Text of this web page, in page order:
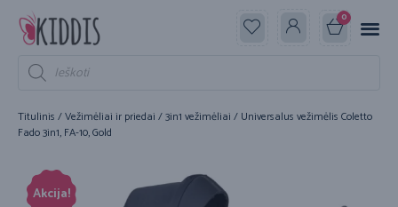
0
Titulinis /Vežimėliai ir priedai /3in1 vežimėliai / Universalus vežimėlis Coletto
Fado 3in1, FA-10, Gold
Akcija!